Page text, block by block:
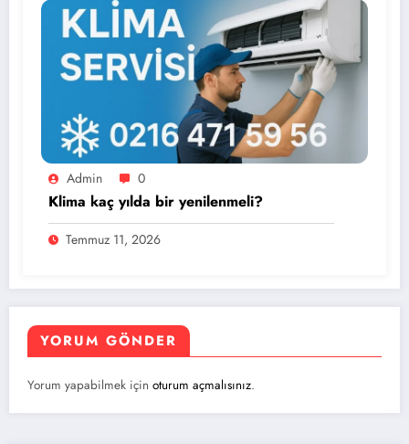
Admin 0
Klima kaç yılda bir yenilenmeli?
Temmuz 11, 2026
YORUM GÖNDER
Yorum yapabilmek için oturum açmalısınız.